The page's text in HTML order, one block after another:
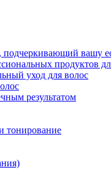
подчеркивающий вашу
продуктов
уход для волос
результатом
тонирование